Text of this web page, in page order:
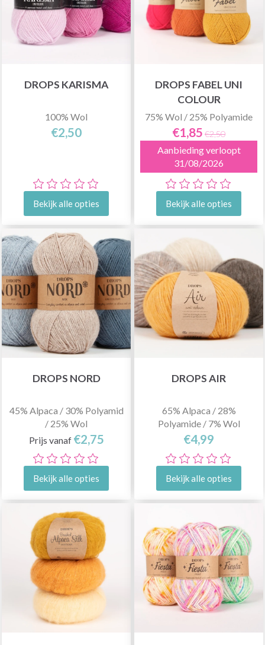
DROPS KARISMA
100% Wol
€2,50
Bekijk alle opties
DROPS FABEL UNI
COLOUR
75% Wol / 25% Polyamide
€1,85 €2,50
Aanbieding verloopt
31/08/2026
Bekijk alle opties
DROPS NORD
45% Alpaca / 30% Polyamid
/ 25% Wol
Prijs vanaf €2,75
Bekijk alle opties
DROPS AIR
65% Alpaca / 28%
Polyamide / 7% Wol
€4,99
Bekijk alle opties